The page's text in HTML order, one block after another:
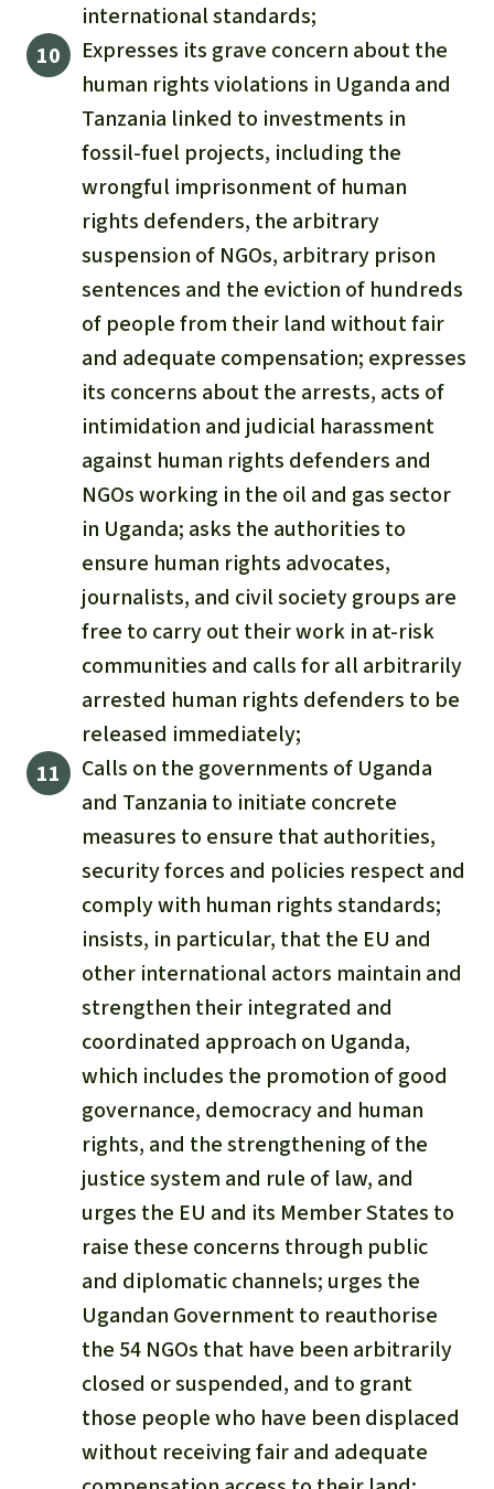
international standards;
Expresses its grave concern about the
human rights violations in Uganda and
Tanzania linked to investments in
fossil-fuel projects, including the
wrongful imprisonment of human
rights defenders, the arbitrary
suspension of NGOs, arbitrary prison
sentences and the eviction of hundreds
of people from their land without fair
and adequate compensation; expresses
its concerns about the arrests, acts of
intimidation and judicial harassment
against human rights defenders and
NGOs working in the oil and gas sector
in Uganda; asks the authorities to
ensure human rights advocates,
journalists, and civil society groups are
free to carry out their work in at-risk
communities and calls for all arbitrarily
arrested human rights defenders to be
released immediately;
Calls on the governments of Uganda
and Tanzania to initiate concrete
measures to ensure that authorities,
security forces and policies respect and
comply with human rights standards;
insists, in particular, that the EU and
other international actors maintain and
strengthen their integrated and
coordinated approach on Uganda,
which includes the promotion of good
governance, democracy and human
rights, and the strengthening of the
justice system and rule of law, and
urges the EU and its Member States to
raise these concerns through public
and diplomatic channels; urges the
Ugandan Government to reauthorise
the 54 NGOs that have been arbitrarily
closed or suspended, and to grant
those people who have been displaced
without receiving fair and adequate